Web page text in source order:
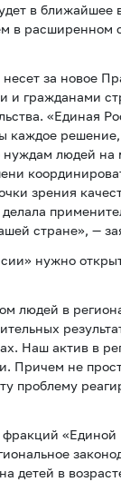
в ближайшее
в расширенном
за новое
и гражданами
«Единая
каждое
нуждам людей на
зрения
стране», —
нужно
людей в
Наш актив в
Причем не
проблему
детей в